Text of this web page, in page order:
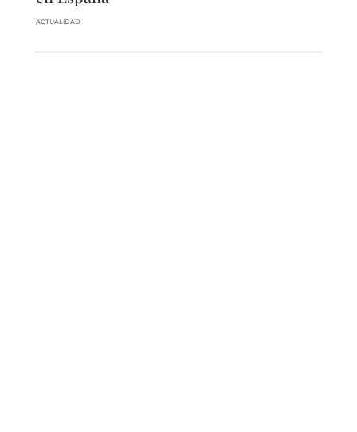
ACTUALIDAD